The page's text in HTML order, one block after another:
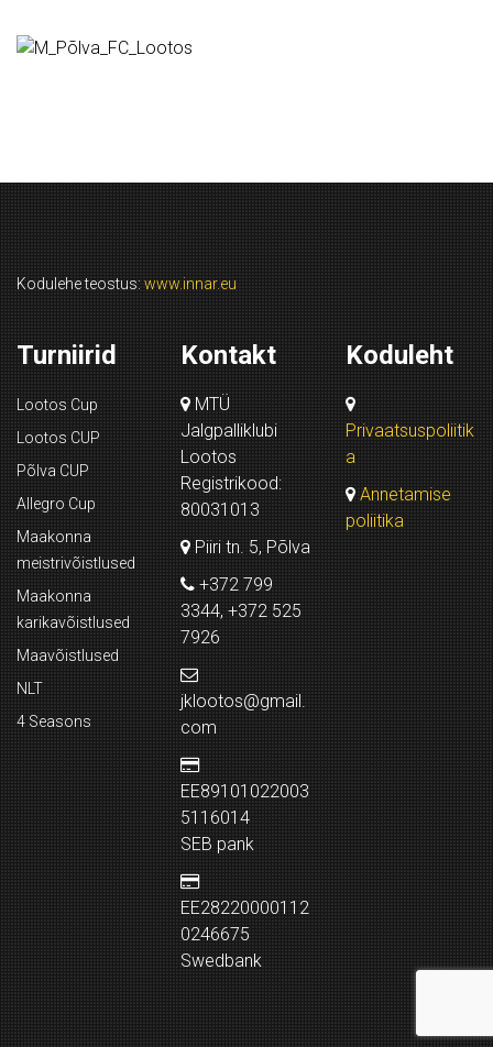
Kodulehe teostus: www.innar.eu
Turniirid
Lootos Cup
Lootos CUP
Põlva CUP
Allegro Cup
Maakonna
meistrivõistlused
Maakonna
karikavõistlused
Maavõistlused
NLT
4 Seasons
Kontakt
MTÜ
Jalgpalliklubi
Lootos
Registrikood:
80031013
Piiri tn. 5, Põlva
+372 799
3344, +372 525
7926
jklootos@gmail.
com
EE89101022003
5116014
SEB pank
EE28220000112
0246675
Swedbank
Koduleht
Privaatsuspoliitik
a
Annetamise
poliitika